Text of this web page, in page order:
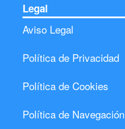
Legal
Aviso Legal
Política de Privacidad
Política de Cookies
Política de Navegación